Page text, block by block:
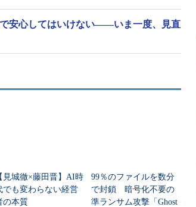
月29日にデプロイしたWindows Server 2008 R2 SP1仮
を確認できませんでした。レジストリ設定や「SC」
の上、無効化されていない場合は、マニュアルで無
ん。
安心してはいけない――いま一度、見直
見城徹×藤田晋】AI時
でも変わらない経営
の本質
99％のファイルを数分
で封鎖 暗号化不要の
準ランサム攻撃「Ghost